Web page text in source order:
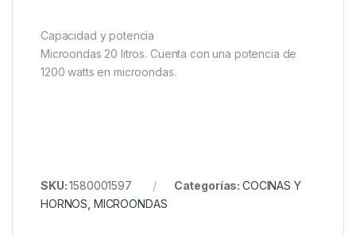
Capacidad y potencia
Microondas 20 litros. Cuenta con una potencia de
1200 watts en microondas.
SKU:1580001597 Categorías: COCINAS Y
HORNOS MICROONDAS